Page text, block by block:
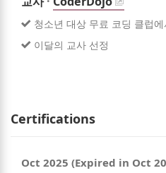
Highlights
청소년 대상 무료 코딩 클럽
이달의 교사 선정
Certifications
Oct 2025 (Expired in Oct